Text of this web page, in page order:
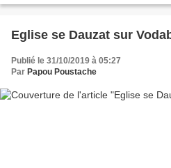
histoires drôles. Des photos de votre
Bonne visite Vous pourrez également me soumettre des articles concernant
votre village ou hameaux . Me parler des
photos de familles anciennes en
mon adresse émail.
Eglise se Dauzat sur
Publié le 31/10/2019 à 05:27
Par Papou Poustache